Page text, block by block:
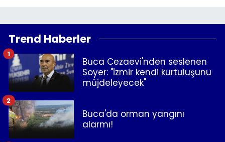
Trend Haberler
Buca Cezaevi'nden seslenen
Soyer: "İzmir kendi kurtuluşunu
müjdeleyecek"
1
Buca'da orman yangını
alarmı!
2